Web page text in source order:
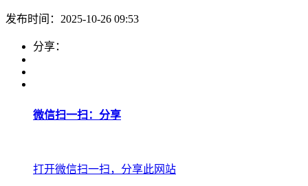
发布时间：2025-10-26 09:53
分享：
微信扫一扫：分享
打开微信扫一扫，分享此网站